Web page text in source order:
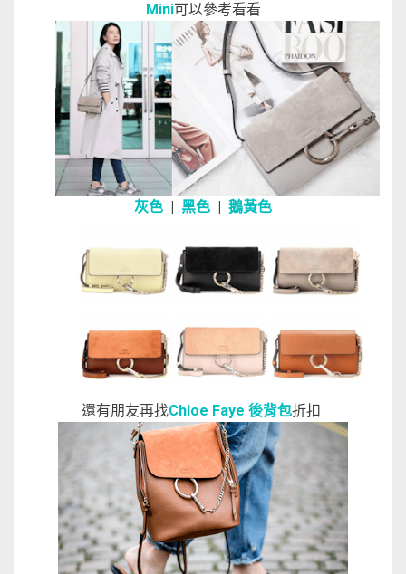
Mini可以參考看看
灰色 黑色 鵝黃色
還有朋友再找Chloe Faye 後背包折扣